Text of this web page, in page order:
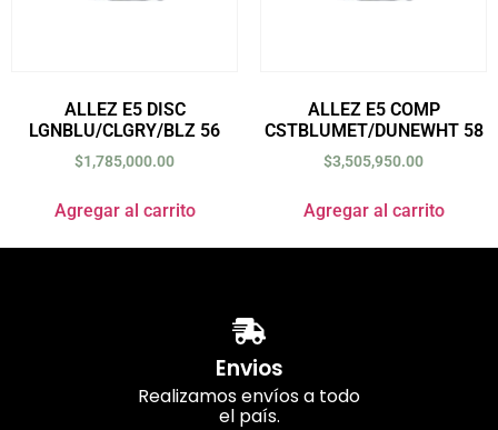
ALLEZ E5 DISC
LGNBLU/CLGRY/BLZ 56
$1,785,000.00
Agregar al carrito
ALLEZ E5 COMP
CSTBLUMET/DUNEWHT 58
$3,505,950.00
Agregar al carrito
Envios
Realizamos envíos a todo
el país.